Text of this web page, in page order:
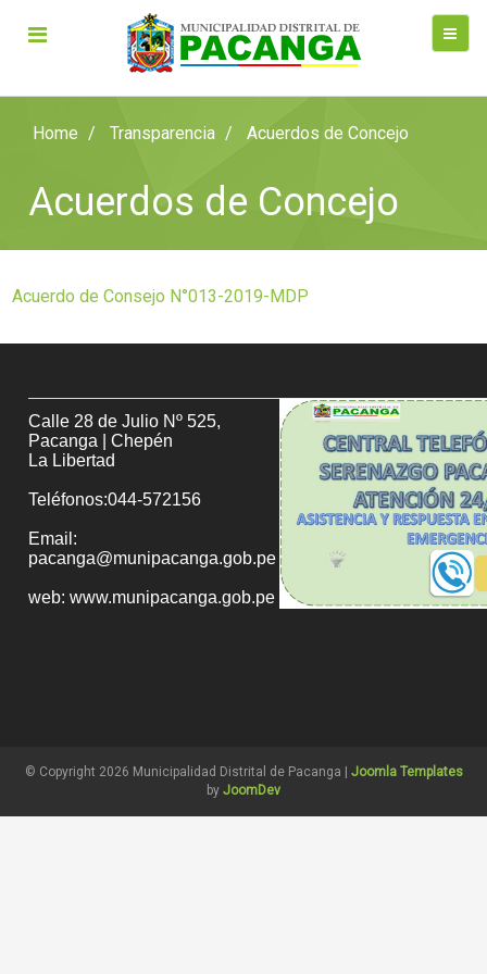
Home Transparencia Acuerdos de Concejo
Acuerdos de Concejo
Acuerdo de Consejo N°013-2019-MDP
Calle 28 de Julio Nº 525,
Pacanga | Chepén
La Libertad
Teléfonos:044-572156
Email:
pacanga@munipacanga.gob.pe
web: www.munipacanga.gob.pe
© Copyright 2026 Municipalidad Distrital de Pacanga | Joomla Templates
by JoomDev